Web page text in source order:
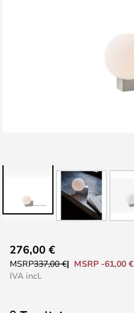
all'inizio
della
276,00 €
MSRP337,00 €
MSRP -61,00 €
IVA incl.